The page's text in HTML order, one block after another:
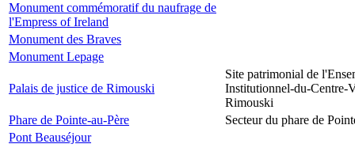
Monument commémoratif du naufrage de
l'Empress of Ireland
Monument des Braves
Monument Lepage
Palais de justice de Rimouski
Site patrimonial de
Institutionnel-du-Centre-
Rimouski
Phare de Pointe-au-Père
Secteur du phare de
Pont Beauséjour